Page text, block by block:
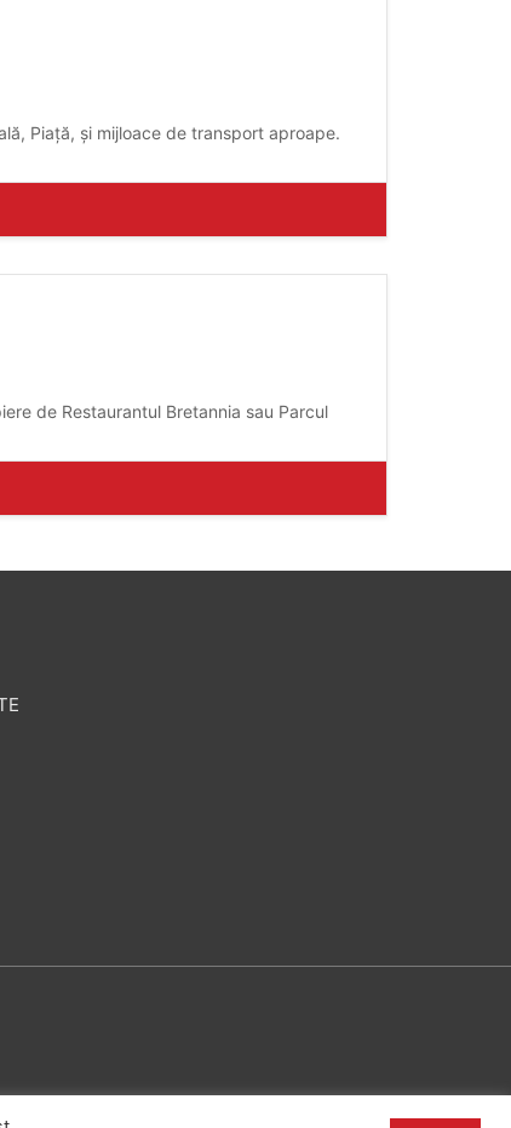
Piață, și mijloace de transport aproape.
de Restaurantul Bretannia sau Parcul